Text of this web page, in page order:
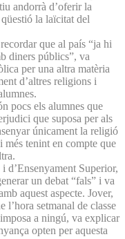
andorrà d’oferir la
la laïcitat del
que al país “ja hi
diners públics”, va
per una altra matèria
d’altres religions i
pocs els alumnes que
que suposa per als
únicament la religió
més tenint en compte que
d’Ensenyament Superior,
un debat “fals” i va
aquest aspecte. Jover,
l’hora setmanal de classe
a ningú, va explicar
opten per aquesta